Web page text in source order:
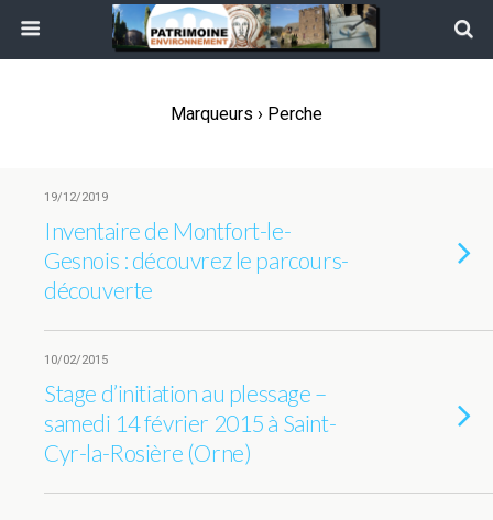
Marqueurs › Perche
19/12/2019
Inventaire de Montfort-le-
Gesnois : découvrez le parcours-
découverte
10/02/2015
Stage d’initiation au plessage –
samedi 14 février 2015 à Saint-
Cyr-la-Rosière (Orne)